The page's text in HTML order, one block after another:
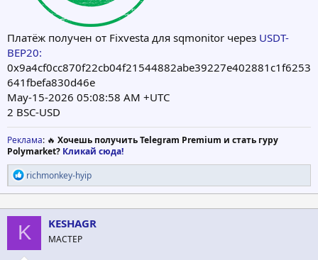
Платёж получен от Fixvesta для sqmonitor через USDT-
BEP20:
0x9a4cf0cc870f22cb04f21544882abe39227e402881c1f6253
641fbefa830d46e
May-15-2026 05:08:58 AM +UTC
2 BSC-USD
Реклама: 🔥 Хочешь получить Telegram Premium и стать гуру
Polymarket? Кликай сюда!
Р
е
а
к
ц
и
и
:
richmonkey-hyip
K KESHAGR
МАСТЕР